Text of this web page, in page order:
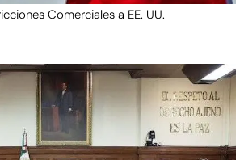
Comerciales a EE. UU.